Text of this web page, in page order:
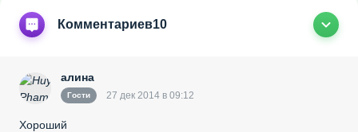
Комментариев10
алина
Гости 27 дек 2014 в 09:12
Хороший